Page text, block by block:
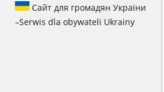
Сайт для громадян України
–Serwis dla obywateli Ukrainy